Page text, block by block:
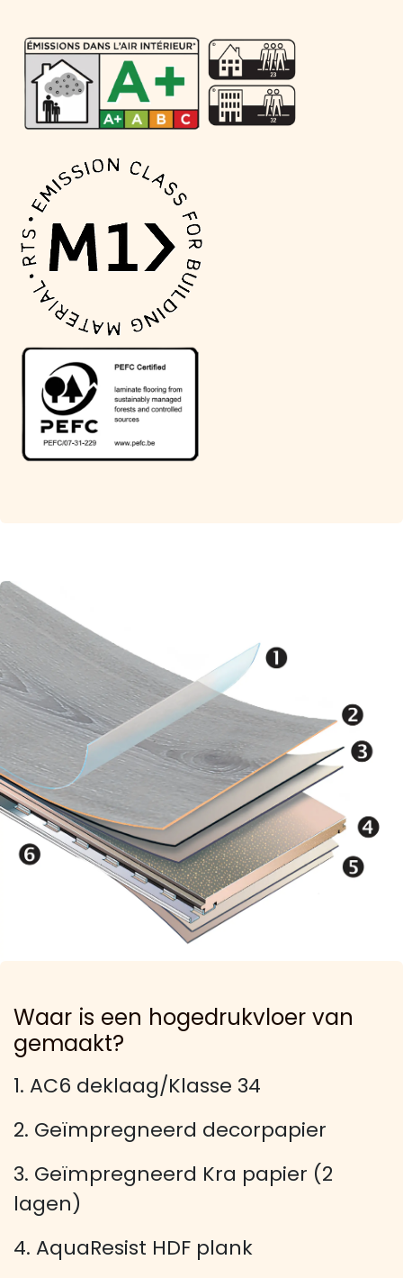
Waar is een hogedrukvloer van
gemaakt?
1. AC6 deklaag/Klasse 34
2. Geïmpregneerd decorpapier
3. Geïmpregneerd Kra papier (2
lagen)
4. AquaResist HDF plank